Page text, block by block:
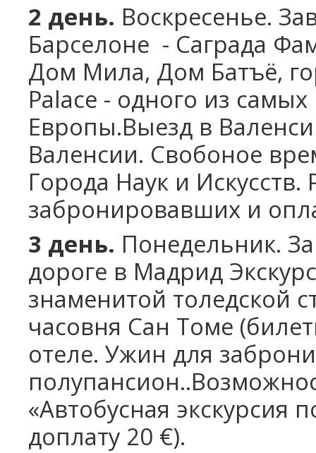
2 день. Воскресенье.
Барселоне - Саграда
Дом Мила, Дом Батъё,
Palace - одного из
Европы.Выезд в
Валенсии. Свобоное
Города Наук и
забронировавших и
3 день. Понедельник.
дороге в Мадрид
знаменитой толедской
часовня Сан Томе
отеле. Ужин для
полупансион..
«Автобусная
доплату 20 €).